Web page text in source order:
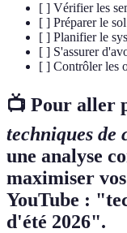
[ ] Vérifier les
[ ] Préparer le
[ ] Planifier le
[ ] S'assurer
[ ] Contrôler les
📺 Pour aller
techniques de
une analyse
maximiser
YouTube :
d'été 2026".